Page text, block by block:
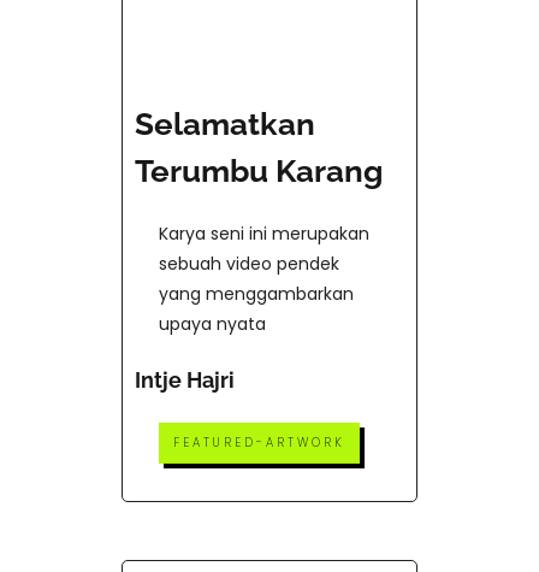
Selamatkan
Terumbu Karang
Karya seni ini merupakan
sebuah video pendek
yang menggambarkan
upaya nyata
Intje Hajri
FEATURED-ARTWORK